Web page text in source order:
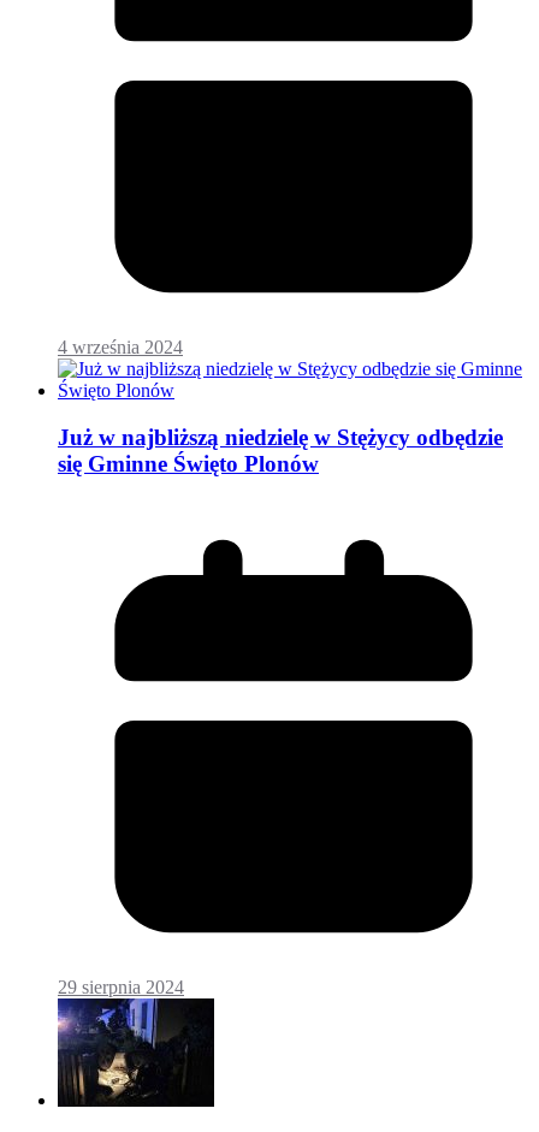
4 września 2024
Już w najbliższą niedzielę w Stężycy odbędzie
się Gminne Święto Plonów
29 sierpnia 2024